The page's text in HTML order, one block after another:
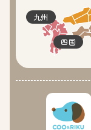
四国
九州